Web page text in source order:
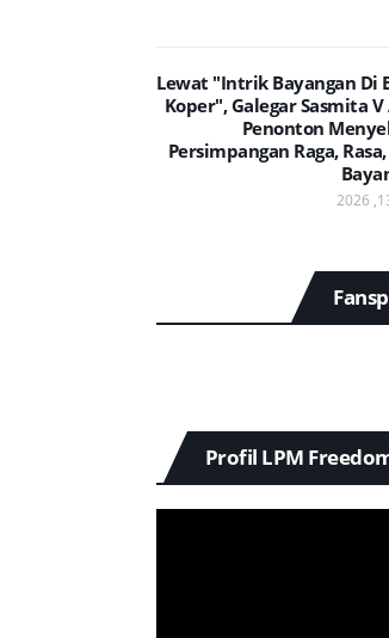
Lewat "Intrik Bayangan Di
Koper", Galegar Sasmita V
Penonton
Persimpangan Raga,
Profil LPM